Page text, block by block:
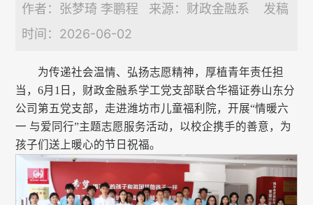
作者：张梦琦 李鹏程 来源：财政金融系 发稿
时间：2026-06-02
为传递社会温情、弘扬志愿精神，厚植青年责任担
当，6月1日，财政金融系学工党支部联合华福证券山东分
公司第五党支部，走进潍坊市儿童福利院，开展“情暖六
一 与爱同行”主题志愿服务活动，以校企携手的善意，为
孩子们送上暖心的节日祝福。